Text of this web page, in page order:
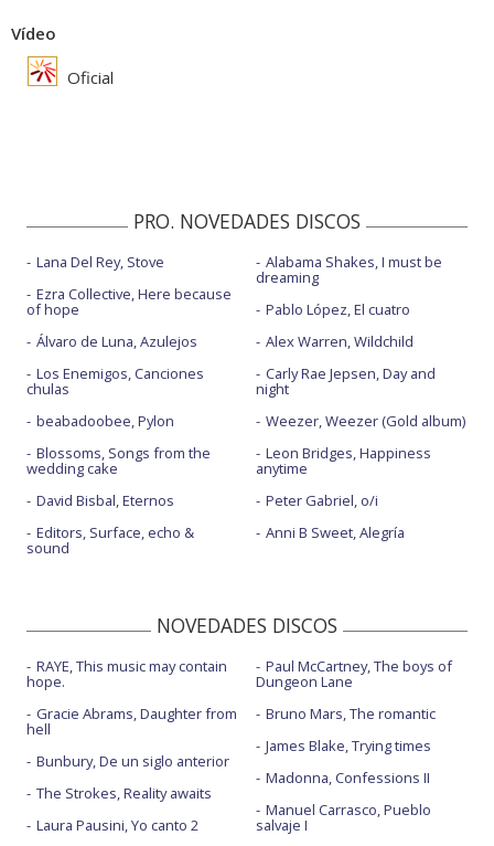
Vídeo
Oficial
PRO. NOVEDADES DISCOS
Lana Del Rey, Stove
Ezra Collective, Here because
of hope
Álvaro de Luna, Azulejos
Los Enemigos, Canciones
chulas
beabadoobee, Pylon
Blossoms, Songs from the
wedding cake
David Bisbal, Eternos
Editors, Surface, echo &
sound
Alabama Shakes, I must be
dreaming
Pablo López, El cuatro
Alex Warren, Wildchild
Carly Rae Jepsen, Day and
night
Weezer, Weezer (Gold album)
Leon Bridges, Happiness
anytime
Peter Gabriel, o/i
Anni B Sweet, Alegría
NOVEDADES DISCOS
RAYE, This music may contain
hope.
Gracie Abrams, Daughter from
hell
Bunbury, De un siglo anterior
The Strokes, Reality awaits
Laura Pausini, Yo canto 2
Paul McCartney, The boys of
Dungeon Lane
Bruno Mars, The romantic
James Blake, Trying times
Madonna, Confessions II
Manuel Carrasco, Pueblo
salvaje I